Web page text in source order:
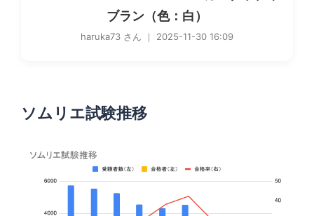
ブラン（色：白）
haruka73 さん ｜ 2025-11-30 16:09
ソムリエ試験推移